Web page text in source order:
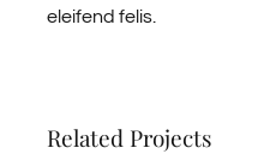
eleifend felis.
Related Projects